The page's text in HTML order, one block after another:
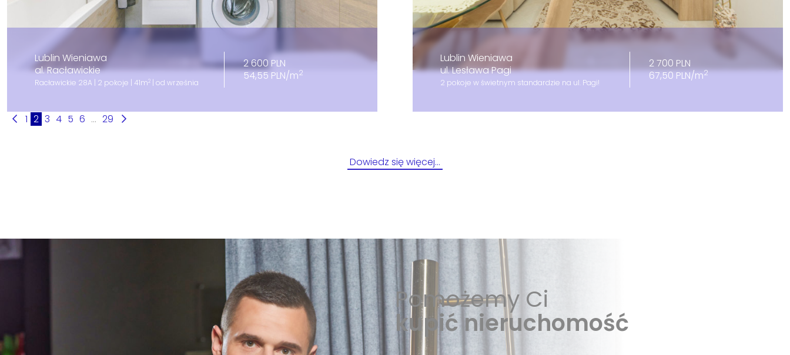
Lublin Wieniawa
al. Racławickie
Racławickie 28A | 2 pokoje | 41m2 | od września
2 600 PLN
54,55 PLN/m2
Lublin Wieniawa
ul. Lesława Pagi
2 pokoje w świetnym standardzie na ul. Pagi!
2 700 PLN
67,50 PLN/m2
1 2 3 4 5 6 ... 29
Dowiedz się więcej…
Pomożemy Ci
kupić nieruchomość